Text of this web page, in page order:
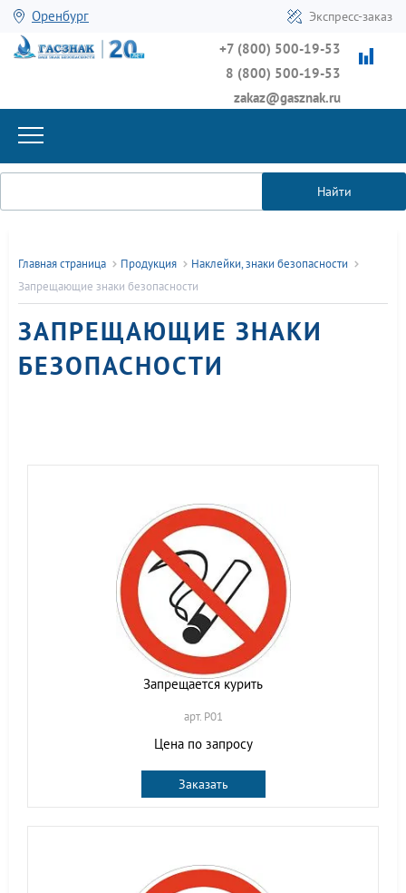
Оренбург Экспресс-заказ
+7 (800) 500-19-53
8 (800) 500-19-53
zakaz@gasznak.ru
Найти
Главная страница Продукция
Наклейки, знаки безопасности
Запрещающие знаки безопасности
ЗАПРЕЩАЮЩИЕ ЗНАКИ
БЕЗОПАСНОСТИ
Запрещается курить
арт. P01
Цена по запросу
Заказать